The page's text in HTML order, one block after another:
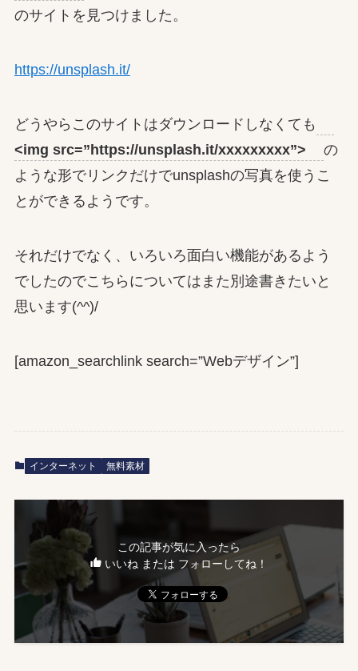
のサイトを見つけました。
https://unsplash.it/
どうやらこのサイトはダウンロードしなくても
<img src=”https://unsplash.it/xxxxxxxxx”>
の
ような形でリンクだけでunsplashの写真を使うこ
とができるようです。
それだけでなく、いろいろ面白い機能があるよう
でしたのでこちらについてはまた別途書きたいと
思います(^^)/
[amazon_searchlink search=”Webデザイン”]
インターネット 無料素材
この記事が気に入ったら
いいね または フォローしてね！